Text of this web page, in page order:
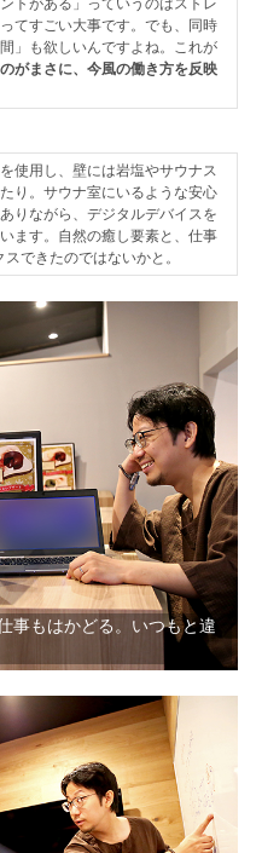
てすごい大事です。でも、同時
」も欲しいんですよね。これが
がまさに、今風の働き方を反映
使用し、壁には岩塩やサウナス
り。サウナ室にいるような安心
りながら、デジタルデバイスを
ます。自然の癒し要素と、仕事
できたのではないかと。
事もはかどる。いつもと違